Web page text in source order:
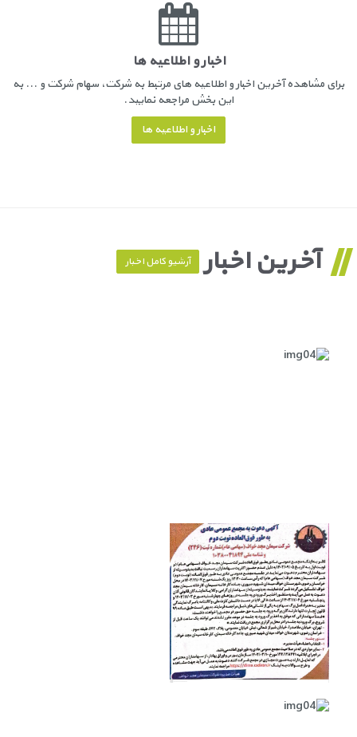
اخبار و اطلاعیه ها
برای مشاهده آخرین اخبار و اطلاعیه های مرتبط به شرکت، سهام شرکت و ... به
این بخش مراجعه نمایید.
اخبار و اطلاعیه ها
آخرین اخبار آرشیو کامل اخبار